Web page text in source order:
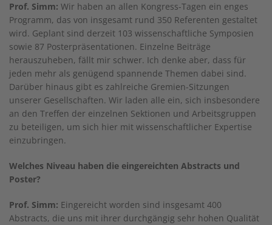
Prof. Simm: Wir haben an allen Kongress-Tagen ein enges
Programm, das von insgesamt rund 350 Referenten gestaltet
wird. Geplant sind derzeit 103 wissenschaftliche Symposien
sowie 87 Posterpräsentationen. Einzelne Beiträge
herauszuheben, fällt mir schwer. Ich denke aber, dass für
jeden mehr als genügend spannende Themen dabei sind.
Darüber hinaus gibt es zahlreiche Gremien-Sitzungen
unserer Gesellschaften. Wir laden alle ein, sich insbesondere
an den Treffen der einzelnen Sektionen und Arbeitsgruppen
zu beteiligen, um sich hier mit wissenschaftlicher Expertise
einzubringen.
Welches Niveau haben die eingereichten Abstracts und
Poster?
Prof. Simm: Eingereicht worden sind insgesamt 400
Abstracts, die uns mit ihrer durchgängig sehr hohen Qualität